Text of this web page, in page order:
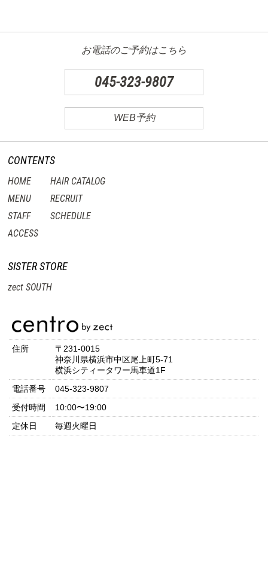
お電話のご予約はこちら
045-323-9807
WEB予約
CONTENTS
HOME
MENU
STAFF
ACCESS
HAIR CATALOG
RECRUIT
SCHEDULE
SISTER STORE
zect SOUTH
住所
〒231-0015
神奈川県横浜市中区尾上町5-71
横浜シティータワー馬車道1F
電話番号
045-323-9807
受付時間
10:00〜19:00
定休日
毎週火曜日